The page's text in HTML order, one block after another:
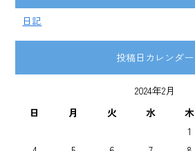
日記
投稿日カレンダー
2024年2月
日
月 火 水 木
1